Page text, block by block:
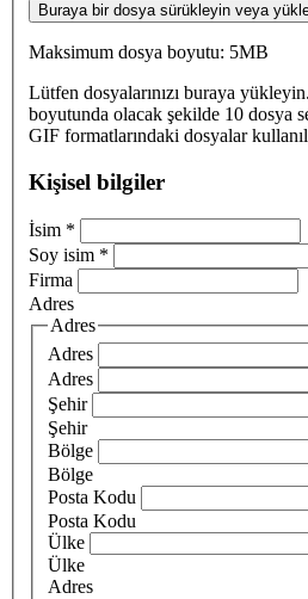
Buraya bir dosya sürükleyin veya
Maksimum dosya boyutu: 5MB
Lütfen dosyalarınızı buraya
boyutunda olacak şekilde 10 dosya
GIF formatlarındaki dosyalar
Kişisel bilgiler
İsim *
Soy isim *
Firma
Adres
Adres
Adres
Adres
Şehir
Şehir
Bölge
Bölge
Posta Kodu
Posta Kodu
Ülke
Ülke
Adres